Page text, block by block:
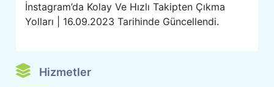
İnstagram’da Kolay Ve Hızlı Takipten Çıkma
Yolları | 16.09.2023 Tarihinde Güncellendi.
Hizmetler